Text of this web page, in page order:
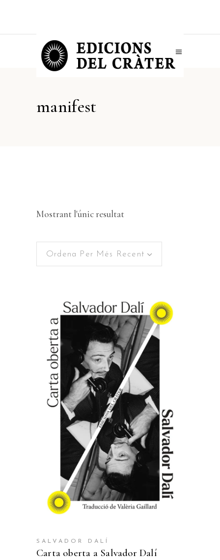
manifest
Mostrant l'únic resultat
Ordena Per Més Recent
AFEGEIX A LA CISTELLA
SALVADOR DALÍ
Carta oberta a Salvador Dalí